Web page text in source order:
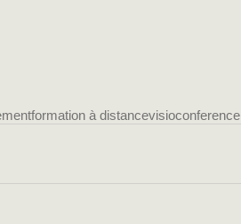
formation à distancevisioconference